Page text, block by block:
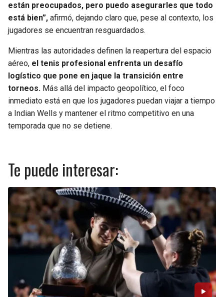
están preocupados, pero puedo asegurarles que todo
está bien”, afirmó, dejando claro que, pese al contexto, los
jugadores se encuentran resguardados.
Mientras las autoridades definen la reapertura del espacio
aéreo, el tenis profesional enfrenta un desafío
logístico que pone en jaque la transición entre
torneos. Más allá del impacto geopolítico, el foco
inmediato está en que los jugadores puedan viajar a tiempo
a Indian Wells y mantener el ritmo competitivo en una
temporada que no se detiene.
Te puede interesar: